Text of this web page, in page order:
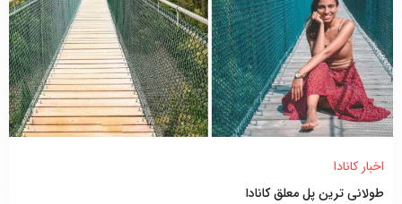
اخبار کانادا
طولانی ترین پل معلق کانادا